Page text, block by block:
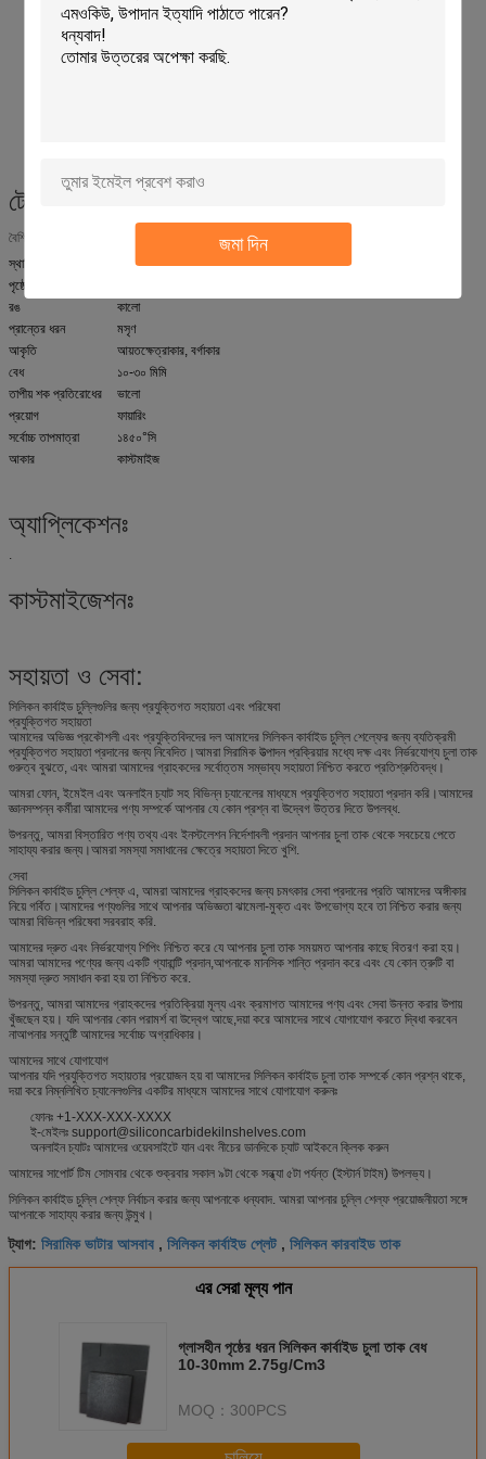
জমা দিন
পণ্যের নামঃ সিলিকন কার্বাইড চুলা তাক
তাপীয় শক প্রতিরোধ ক্ষমতাঃ ভাল
আকৃতিঃ আয়তক্ষেত্রাকার, বর্গক্ষেত্রাকার
প্রান্তের ধরনঃ মসৃণ
টেকনিক্যাল প্যারামিটারঃ
বৈশিষ্ট্য
স্থায়িত্ব
পৃষ্ঠের ধরন
রঙ
কালো
প্রান্তের ধরন
মসৃণ
আকৃতি
আয়তক্ষেত্রাকার, বর্গাকার
বেধ
১০-৩০ মিমি
তাপীয় শক প্রতিরোধের
ভালো
প্রয়োগ
ফায়ারিং
সর্বোচ্চ তাপমাত্রা
১৪৫০°সি
আকার
কাস্টমাইজ
অ্যাপ্লিকেশনঃ
.
কাস্টমাইজেশনঃ
সহায়তা ও সেবা:
সিলিকন কার্বাইড চুল্লিগুলির জন্য প্রযুক্তিগত সহায়তা এবং পরিষেবা
প্রযুক্তিগত সহায়তা
আমাদের অভিজ্ঞ প্রকৌশলী এবং প্রযুক্তিবিদদের দল আমাদের সিলিকন কার্বাইড চুল্লি শেল্ফের জন্য ব্যতিক্রমী
প্রযুক্তিগত সহায়তা প্রদানের জন্য নিবেদিত।আমরা সিরামিক উত্পাদন প্রক্রিয়ার মধ্যে দক্ষ এবং নির্ভরযোগ্য চুলা তাক
গুরুত্ব বুঝতে, এবং আমরা আমাদের গ্রাহকদের সর্বোত্তম সম্ভাব্য সহায়তা নিশ্চিত করতে প্রতিশ্রুতিবদ্ধ।
আমরা ফোন, ইমেইল এবং অনলাইন চ্যাট সহ বিভিন্ন চ্যানেলের মাধ্যমে প্রযুক্তিগত সহায়তা প্রদান করি।আমাদের
জ্ঞানসম্পন্ন কর্মীরা আমাদের পণ্য সম্পর্কে আপনার যে কোন প্রশ্ন বা উদ্বেগ উত্তর দিতে উপলব্ধ.
উপরন্তু, আমরা বিস্তারিত পণ্য তথ্য এবং ইনস্টলেশন নির্দেশাবলী প্রদান আপনার চুলা তাক থেকে সবচেয়ে পেতে
সাহায্য করার জন্য।আমরা সমস্যা সমাধানের ক্ষেত্রে সহায়তা দিতে খুশি.
সেবা
সিলিকন কার্বাইড চুল্লি শেল্ফ এ, আমরা আমাদের গ্রাহকদের জন্য চমৎকার সেবা প্রদানের প্রতি আমাদের অঙ্গীকার
নিয়ে গর্বিত।আমাদের পণ্যগুলির সাথে আপনার অভিজ্ঞতা ঝামেলা-মুক্ত এবং উপভোগ্য হবে তা নিশ্চিত করার জন্য
আমরা বিভিন্ন পরিষেবা সরবরাহ করি.
আমাদের দ্রুত এবং নির্ভরযোগ্য শিপিং নিশ্চিত করে যে আপনার চুলা তাক সময়মত আপনার কাছে বিতরণ করা হয়।
আমরা আমাদের পণ্যের জন্য একটি গ্যারান্টি প্রদান,আপনাকে মানসিক শান্তি প্রদান করে এবং যে কোন ত্রুটি বা
সমস্যা দ্রুত সমাধান করা হয় তা নিশ্চিত করে.
উপরন্তু, আমরা আমাদের গ্রাহকদের প্রতিক্রিয়া মূল্য এবং ক্রমাগত আমাদের পণ্য এবং সেবা উন্নত করার উপায়
খুঁজছেন হয়। যদি আপনার কোন পরামর্শ বা উদ্বেগ আছে,দয়া করে আমাদের সাথে যোগাযোগ করতে দ্বিধা করবেন
নাআপনার সন্তুষ্টি আমাদের সর্বোচ্চ অগ্রাধিকার।
আমাদের সাথে যোগাযোগ
আপনার যদি প্রযুক্তিগত সহায়তার প্রয়োজন হয় বা আমাদের সিলিকন কার্বাইড চুলা তাক সম্পর্কে কোন প্রশ্ন থাকে,
দয়া করে নিম্নলিখিত চ্যানেলগুলির একটির মাধ্যমে আমাদের সাথে যোগাযোগ করুনঃ
ফোনঃ +1-XXX-XXX-XXXX
ই-মেইলঃ support@siliconcarbidekilnshelves.com
অনলাইন চ্যাটঃ আমাদের ওয়েবসাইটে যান এবং নীচের ডানদিকে চ্যাট আইকনে ক্লিক করুন
আমাদের সাপোর্ট টিম সোমবার থেকে শুক্রবার সকাল ৯টা থেকে সন্ধ্যা ৫টা পর্যন্ত (ইস্টার্ন টাইম) উপলভ্য।
সিলিকন কার্বাইড চুল্লি শেল্ফ নির্বাচন করার জন্য আপনাকে ধন্যবাদ. আমরা আপনার চুল্লি শেল্ফ প্রয়োজনীয়তা সঙ্গে
আপনাকে সাহায্য করার জন্য উন্মুখ।
ট্যাগ: সিরামিক ভাটার আসবাব , সিলিকন কার্বাইড প্লেট , সিলিকন কারবাইড তাক
এর সেরা মূল্য পান
গ্লাসহীন পৃষ্ঠের ধরন সিলিকন কার্বাইড চুলা তাক বেধ
10-30mm 2.75g/Cm3
MOQ： 300PCS